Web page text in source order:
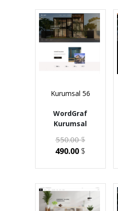
Kurumsal 56
WordGraf
Kurumsal
550.00$
490.00 $